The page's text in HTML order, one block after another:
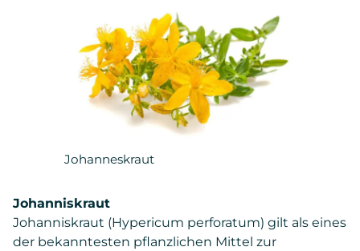
Johanneskraut
Johanniskraut
Johanniskraut (Hypericum perforatum) gilt als eines
der bekanntesten pflanzlichen Mittel zur